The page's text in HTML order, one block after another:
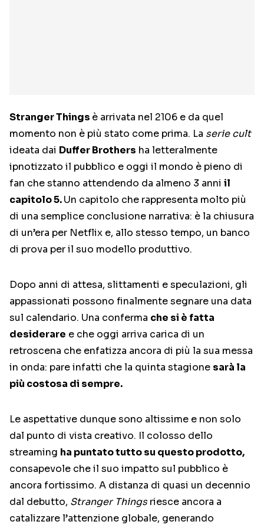
Stranger Things è arrivata nel 2106 e da quel
momento non è più stato come prima. La serie cult
ideata dai Duffer Brothers ha letteralmente
ipnotizzato il pubblico e oggi il mondo è pieno di
fan che stanno attendendo da almeno 3 anni il
capitolo 5.Un capitolo che rappresenta molto più
di una semplice conclusione narrativa: è la chiusura
di un’era per Netflix e, allo stesso tempo, un banco
di prova per il suo modello produttivo.
Dopo anni di attesa, slittamenti e speculazioni, gli
appassionati possono finalmente segnare una data
sul calendario. Una conferma che si è fatta
desiderare e che oggi arriva carica di un
retroscena che enfatizza ancora di più la sua messa
in onda: pare infatti che la quinta stagione sarà la
più costosa di sempre.
Le aspettative dunque sono altissime e non solo
dal punto di vista creativo. Il colosso dello
streaming ha puntato tutto su questo prodotto,
consapevole che il suo impatto sul pubblico è
ancora fortissimo. A distanza di quasi un decennio
dal debutto, Stranger Thingsriesce ancora a
catalizzare l’attenzione globale, generando